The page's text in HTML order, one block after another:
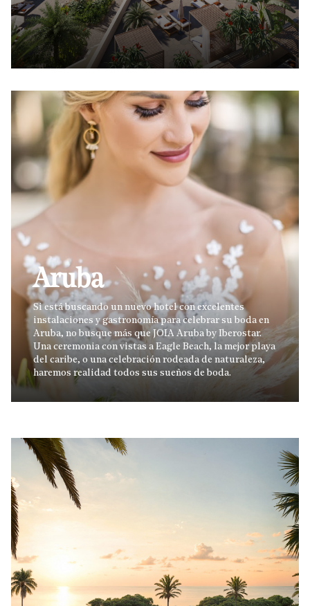
Aruba
Si está buscando un nuevo hotel con excelentes
instalaciones y gastronomía para celebrar su boda en
Aruba, no busque más que JOIA Aruba by Iberostar.
Una ceremonia con vistas a Eagle Beach, la mejor playa
del caribe, o una celebración rodeada de naturaleza,
haremos realidad todos sus sueños de boda.